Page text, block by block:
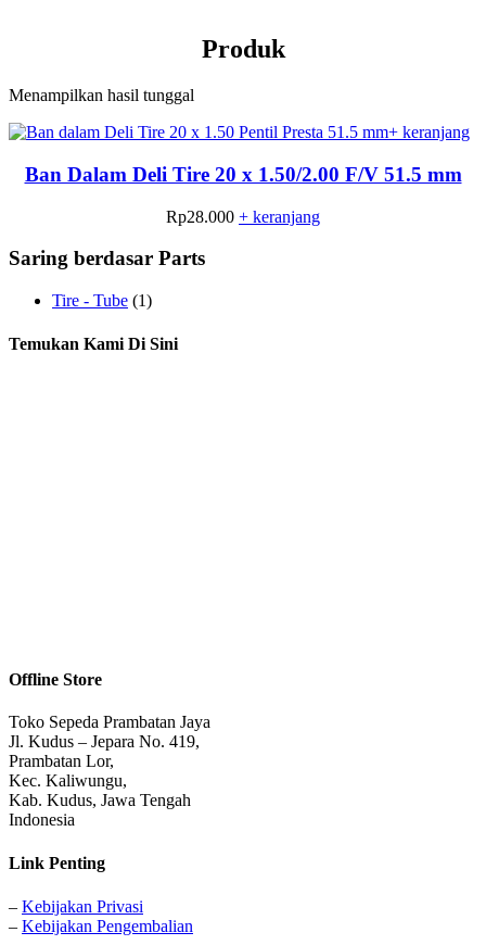
Produk
Menampilkan hasil tunggal
+ keranjang
Ban Dalam Deli Tire 20 x 1.50/2.00 F/V 51.5 mm
Rp28.000 + keranjang
Saring berdasar Parts
Tire - Tube (1)
Temukan Kami Di Sini
Offline Store
Toko Sepeda Prambatan Jaya
Jl. Kudus – Jepara No. 419,
Prambatan Lor,
Kec. Kaliwungu,
Kab. Kudus, Jawa Tengah
Indonesia
Link Penting
– Kebijakan Privasi
– Kebijakan Pengembalian